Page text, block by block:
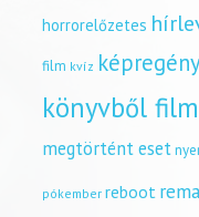
horrorelőzetes
film kvíz
könyvből film
megtörtént eset
pókember reboot